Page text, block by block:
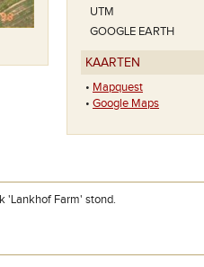
UTM
GOOGLE EARTH
KAARTEN
• Mapquest
• Google Maps
'Lankhof Farm' stond.